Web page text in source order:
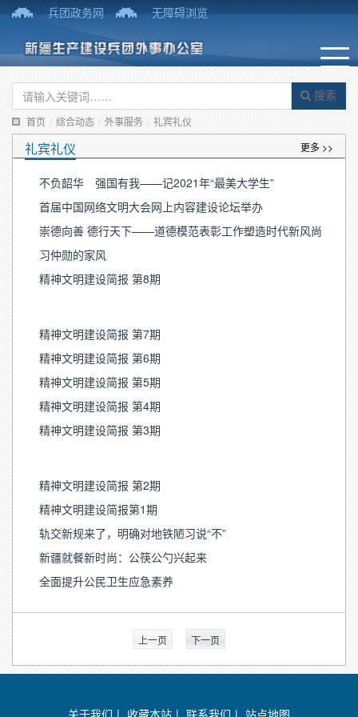
兵团政务网 无障碍浏览
搜索
首页 / 综合动态 / 外事服务 / 礼宾礼仪
礼宾礼仪 更多 >>
不负韶华 强国有我——记2021年“最美大学生”
首届中国网络文明大会网上内容建设论坛举办
崇德向善 德行天下——道德模范表彰工作塑造时代新风尚
习仲勋的家风
精神文明建设简报 第8期
精神文明建设简报 第7期
精神文明建设简报 第6期
精神文明建设简报 第5期
精神文明建设简报 第4期
精神文明建设简报 第3期
精神文明建设简报 第2期
精神文明建设简报第1期
轨交新规来了，明确对地铁陋习说“不”
新疆就餐新时尚：公筷公勺兴起来
全面提升公民卫生应急素养
上一页 下一页
关于我们 | 收藏本站 | 联系我们 | 站点地图